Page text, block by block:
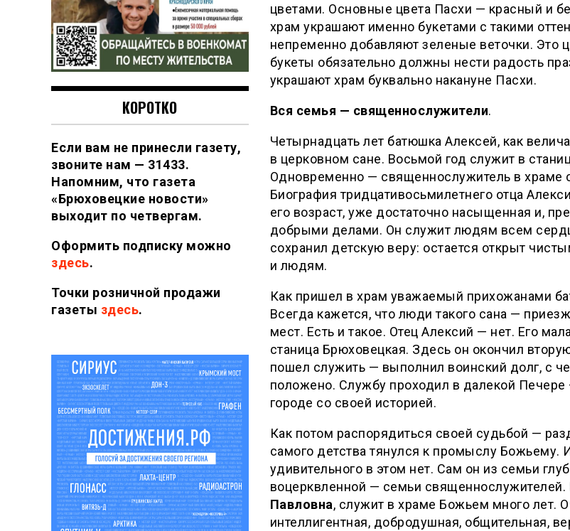
цветами. Основные цвета Пасхи — красный и
храм украшают именно букетами с такими
непременно добавляют зеленые веточки. Это
букеты обязательно должны нести радость
украшают храм буквально накануне Пасхи.
Вся семья — священнослужители.
Четырнадцать лет батюшка Алексей, как
в церковном сане. Восьмой год служит в
Одновременно — священнослужитель в храме
Биография тридцативосьмилетнего отца
его возраст, уже достаточно насыщенная и,
добрыми делами. Он служит людям всем
сохранил детскую веру: остается открыт
и людям.
Как пришел в храм уважаемый прихожанами
Всегда кажется, что люди такого сана —
мест. Есть и такое. Отец Алексий — нет. Его
станица Брюховецкая. Здесь он окончил
пошел служить — выполнил воинский долг, с
положено. Службу проходил в далекой
городе со своей историей.
Как потом распорядиться своей судьбой —
самого детства тянулся к промыслу Божьему.
удивительного в этом нет. Сам он из семьи
воцерквленной — семьи священнослужителей.
Павловна, служит в храме Божьем много лет.
интеллигентная, добродушная, общительная,
КОРОТКО
Если вам не принесли газету,
звоните нам — 31433.
Напомним, что газета
«Брюховецкие новости»
выходит по четвергам.
Оформить подписку можно
здесь.
Точки розничной продажи
газеты здесь.